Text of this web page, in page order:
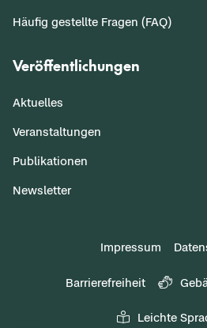
Häufig gestellte Fragen (FAQ)
Veröffentlichungen
Aktuelles
Veranstaltungen
Publikationen
Newsletter
Impressum
Barrierefreiheit
Leichte